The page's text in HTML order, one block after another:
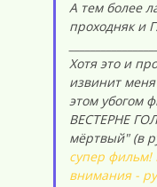
А тем более
проходняк и
Хотя это и
извинит меня
этом убогом
ВЕСТЕРНЕ
мёртвый" (в
супер
внимания -